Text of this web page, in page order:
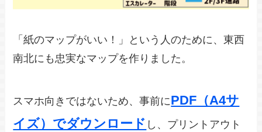
「紙のマップがいい！」という人のために、東西
南北にも忠実なマップを作りました。
スマホ向きではないため、事前にPDF（A4サ
イズ）でダウンロード し、プリントアウト